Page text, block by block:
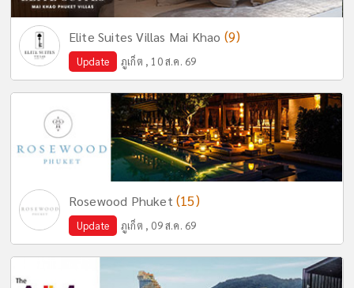
Elite Suites Villas Mai Khao (9)
Update ภูเก็ต , 10 ส.ค. 69
Rosewood Phuket (15)
Update ภูเก็ต , 09 ส.ค. 69